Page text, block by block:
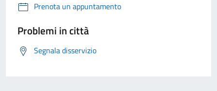
Prenota un appuntamento
Problemi in città
Segnala disservizio